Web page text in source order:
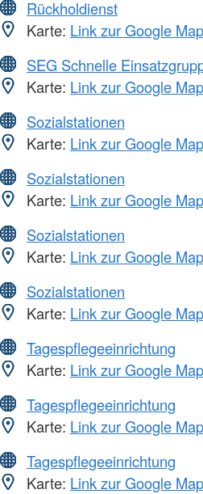
Rückholdienst
Karte: Link zur Google
SEG Schnelle
Karte: Link zur Google
Sozialstationen
Karte: Link zur Google
Sozialstationen
Karte: Link zur Google
Sozialstationen
Karte: Link zur Google
Sozialstationen
Karte: Link zur Google
Tagespflegeeinrichtung
Karte: Link zur Google
Tagespflegeeinrichtung
Karte: Link zur Google
Tagespflegeeinrichtung
Karte: Link zur Google